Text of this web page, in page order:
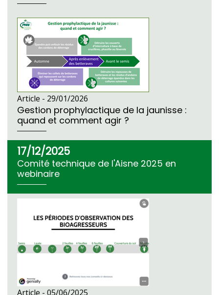
Article - 29/01/2026
Gestion prophylactique de la jaunisse :
quand et comment agir ?
17/12/2025
Comité technique de l'Aisne 2025 en
webinaire
Article - 05/06/2025